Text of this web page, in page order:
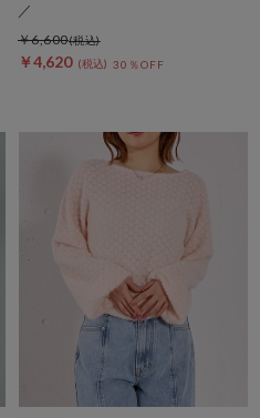
／
￥4,620 30％OFF
￥6,600